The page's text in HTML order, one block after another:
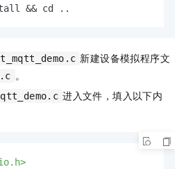
&& cd ..
新建设备模拟程序文
。
进入文件，填入以下内